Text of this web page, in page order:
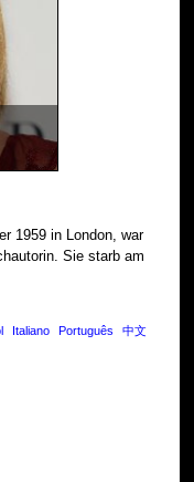
1959 in London, war
Sie starb am
Italiano Português 中文